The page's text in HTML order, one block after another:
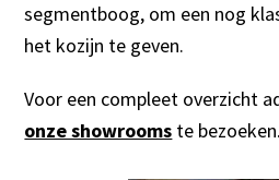
segmentboog, om een nog
het kozijn te geven.
Voor een compleet overzicht
onze showrooms te bezoeken.